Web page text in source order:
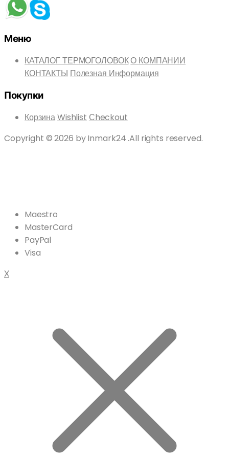
Меню
КАТАЛОГ ТЕРМОГОЛОВОКО КОМПАНИИ
КОНТАКТЫ Полезная Информация
Покупки
КорзинаWishlist Сheckout
Copyright © 2026 by Inmark24 .All rights reserved.
Maestro
MasterCard
PayPal
Visa
X